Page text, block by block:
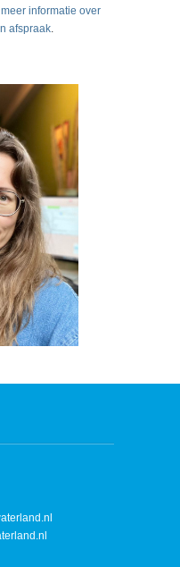
informatie over
afspraak.